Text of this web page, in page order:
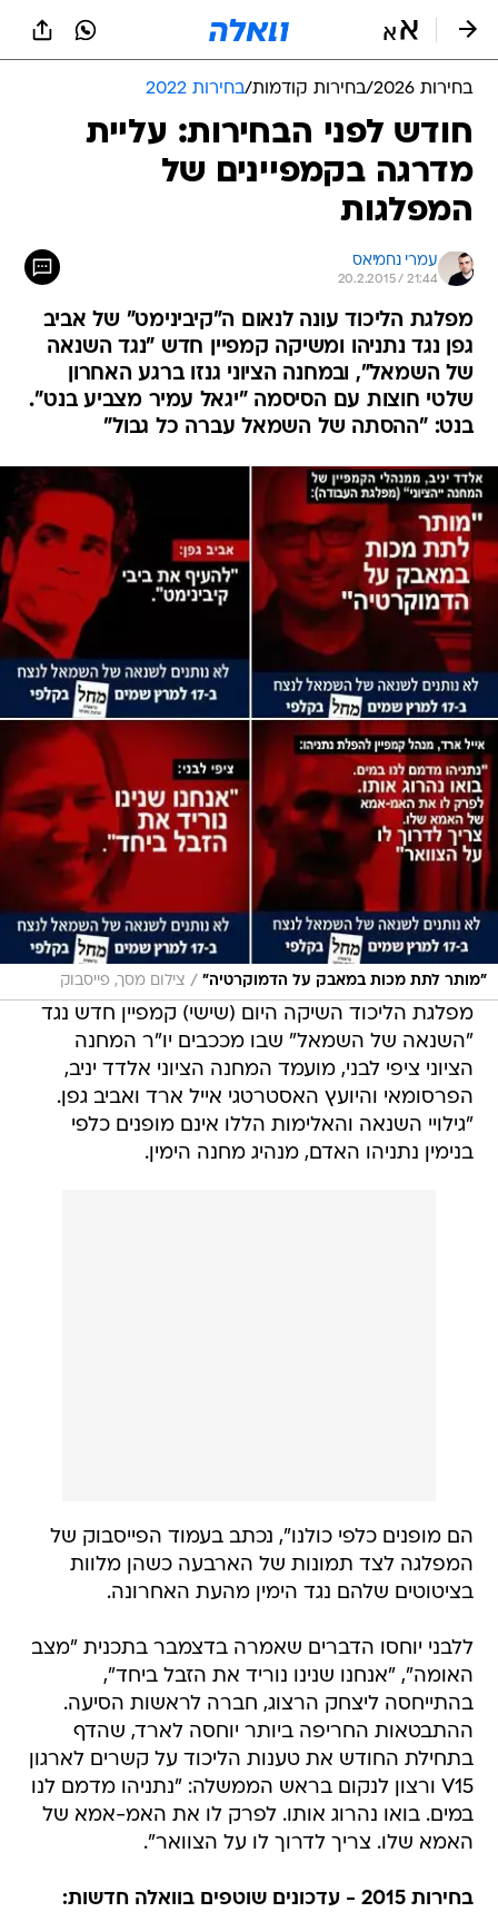
בחירות 2026 /בחירות קודמות/בחירות 2022
חודש לפני הבחירות: עליית
מדרגה בקמפיינים של
המפלגות
עמרי נחמיאס
20.2.2015 / 21:44
מפלגת הליכוד עונה לנאום ה"קיבינימט" של אביב
גפן נגד נתניהו ומשיקה קמפיין חדש "נגד השנאה
של השמאל", ובמחנה הציוני גנזו ברגע האחרון
שלטי חוצות עם הסיסמה "יגאל עמיר מצביע בנט".
בנט: "ההסתה של השמאל עברה כל גבול"
"מותר לתת מכות במאבק על הדמוקרטיה" / צילום מסך, פייסבוק
מפלגת הליכוד השיקה היום (שישי) קמפיין חדש נגד
"השנאה של השמאל" שבו מככבים יו"ר המחנה
הציוני ציפי לבני, מועמד המחנה הציוני אלדד יניב,
הפרסומאי והיועץ האסטרטגי אייל ארד ואביב גפן.
"גילויי השנאה והאלימות הללו אינם מופנים כלפי
בנימין נתניהו האדם, מנהיג מחנה הימין.
הם מופנים כלפי כולנו", נכתב בעמוד הפייסבוק של
המפלגה לצד תמונות של הארבעה כשהן מלוות
בציטוטים שלהם נגד הימין מהעת האחרונה.
ללבני יוחסו הדברים שאמרה בדצמבר בתכנית "מצב
האומה", "אנחנו שנינו נוריד את הזבל ביחד",
בהתייחסה ליצחק הרצוג, חברה לראשות הסיעה.
ההתבטאות החריפה ביותר יוחסה לארד, שהדף
בתחילת החודש את טענות הליכוד על קשרים לארגון
V15 ורצון לנקום בראש הממשלה: "נתניהו מדמם לנו
במים. בואו נהרוג אותו. לפרק לו את האמ-אמא של
האמא שלו. צריך לדרוך לו על הצוואר".
בחירות 2015 - עדכונים שוטפים בוואלה חדשות: